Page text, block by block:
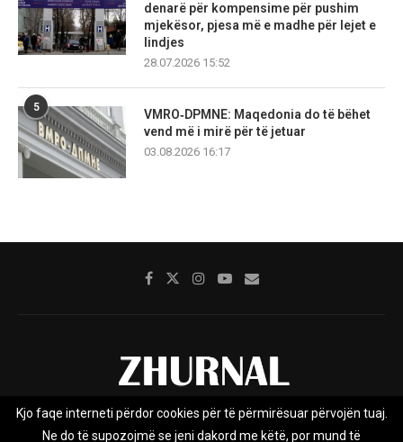
denarë për kompensime për pushim
mjekësor, pjesa më e madhe për lejet e
lindjes
28.07.2026 15:52
5
VMRO‑DPMNE: Maqedonia do të bëhet
vend më i mirë për të jetuar
03.08.2026 16:17
Rreth nesh Impresumi Marketing
Kjo faqe interneti përdor cookies për të përmirësuar përvojën tuaj.
Ne do të supozojmë se jeni dakord me këtë, por mund të